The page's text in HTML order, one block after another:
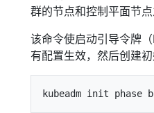
群的节点和控制平面节点
该命令使启动引导令牌
有配置生效，然后创建初